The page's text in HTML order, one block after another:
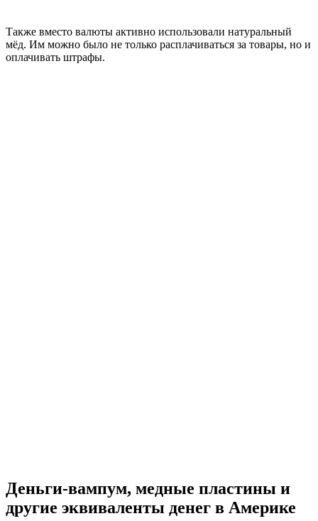
Также вместо валюты активно использовали натуральный
мёд. Им можно было не только расплачиваться за товары, но и
оплачивать штрафы.
Деньги-вампум, медные пластины и
другие эквиваленты денег в Америке